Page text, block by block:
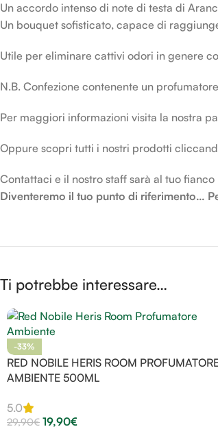
Un accordo intenso di note di testa di
Un bouquet sofisticato, capace di
Utile per eliminare cattivi odori in genere
N.B. Confezione contenente un
Per maggiori informazioni visita la nostra
Oppure scopri tutti i nostri prodotti
Contattaci e il nostro staff sarà al tuo
Diventeremo il tuo punto di riferimento…
Ti potrebbe interessare…
-33%
RED NOBILE HERIS ROOM
AMBIENTE 500ML
5.0
29,90€ 19,90€